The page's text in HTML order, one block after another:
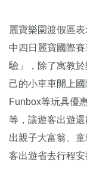
麗寶樂園渡假區
中四日麗寶國際
驗」，除了寓教
己的小車車開上
Funbox等玩具優
等，讓遊客出遊
出親子大富翁、
客出遊省去行程安